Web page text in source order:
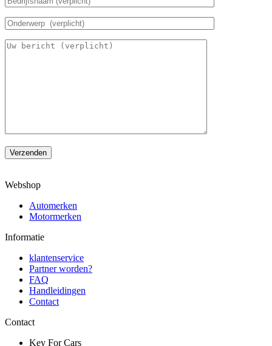
Verzenden
Webshop
Automerken
Motormerken
Informatie
klantenservice
Partner worden?
FAQ
Handleidingen
Contact
Contact
Key For Cars